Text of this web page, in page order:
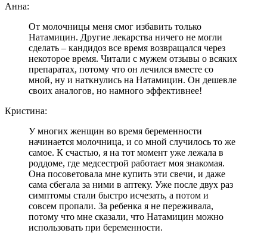
Анна:
От молочницы меня смог избавить только
Натамицин. Другие лекарства ничего не могли
сделать – кандидоз все время возвращался через
некоторое время. Читали с мужем отзывы о всяких
препаратах, потому что он лечился вместе со
мной, ну и наткнулись на Натамицин. Он дешевле
своих аналогов, но намного эффективнее!
Кристина:
У многих женщин во время беременности
начинается молочница, и со мной случилось то же
самое. К счастью, я на тот момент уже лежала в
роддоме, где медсестрой работает моя знакомая.
Она посоветовала мне купить эти свечи, и даже
сама сбегала за ними в аптеку. Уже после двух раз
симптомы стали быстро исчезать, а потом и
совсем пропали. За ребенка я не переживала,
потому что мне сказали, что Натамицин можно
использовать при беременности.